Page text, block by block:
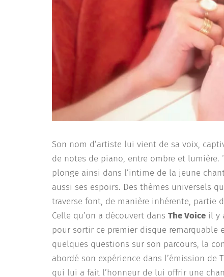
Son nom d’artiste lui vient de sa voix,
de notes de piano, entre ombre et lumière.
plonge ainsi dans l’intime de la jeune
aussi ses espoirs. Des thèmes universels
traverse font, de manière inhérente, partie
Celle qu’on a découvert dans The Voice il y
pour sortir ce premier disque remarquable
quelques questions sur son parcours, la
abordé son expérience dans l’émission de
qui lui a fait l’honneur de lui offrir une